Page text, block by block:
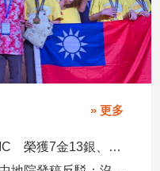
» 更多
臺灣數學小將揚名2026 MIMC​ 榮獲7金13銀、13銅1佳作